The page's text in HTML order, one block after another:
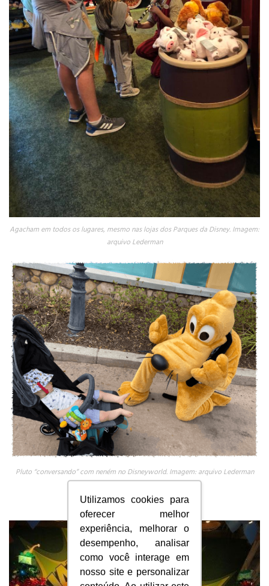
Utilizamos cookies para
oferecer melhor
experiência, melhorar o
desempenho, analisar
como você interage em
nosso site e personalizar
Agacham em todos os lugares, mesmo nas lojas dos Parques da Disney. Imagem:
arquivo Lederman
Pluto “conversando” com neném no Disneyworld. Imagem: arquivo Lederman